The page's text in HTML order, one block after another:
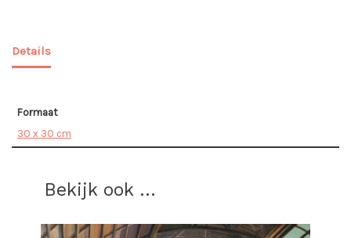
Details
Formaat
30 x 30 cm
Bekijk ook ...